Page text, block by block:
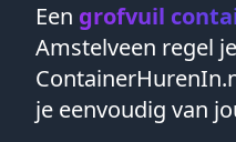
Een grofvuil
Amstelveen regel
je eenvoudig van